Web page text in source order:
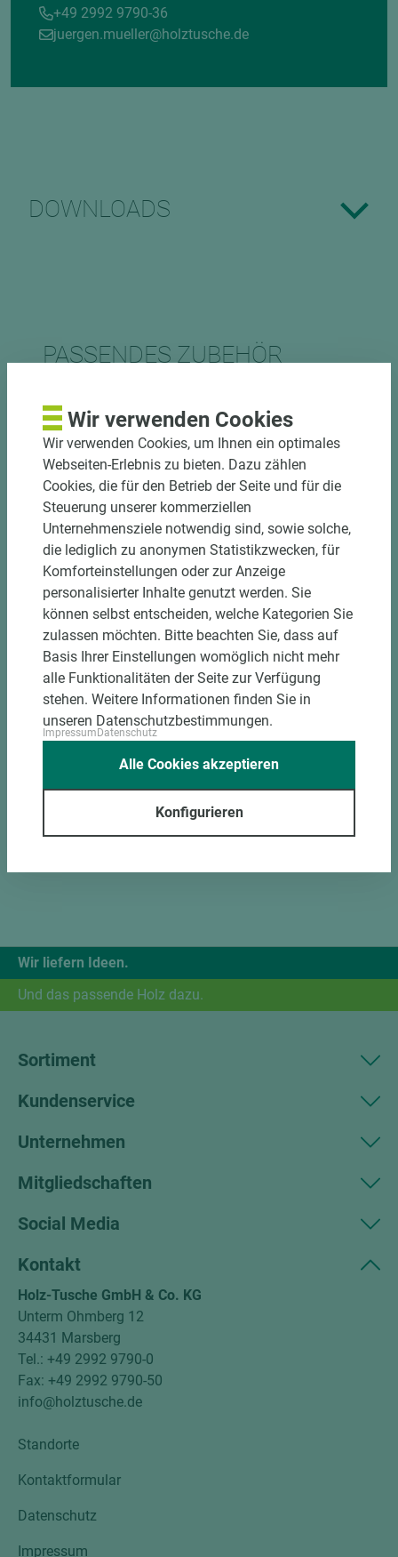
+49 2992 9790-36
juergen.mueller@holztusche.de
DOWNLOADS
PASSENDES ZUBEHÖR
3 weitere Varianten
Art.-Nr. 06600020044
Homapal Schichtstoff Gegenzug für
Metallschichtstoff 001
Länge (mm)
3.050
Breite (mm)
1.220
Stärke (mm)
1
Wir liefern Ideen.
Und das passende Holz dazu.
Sortiment
Kundenservice
Unternehmen
Mitgliedschaften
Social Media
Kontakt
Holz-Tusche GmbH & Co. KG
Unterm Ohmberg 12
34431 Marsberg
Tel.: +49 2992 9790-0
Fax: +49 2992 9790-50
info@holztusche.de
Standorte
Kontaktformular
Datenschutz
Impressum
Wir verwenden Cookies
Wir verwenden Cookies, um Ihnen ein optimales
Webseiten-Erlebnis zu bieten. Dazu zählen
Cookies, die für den Betrieb der Seite und für die
Steuerung unserer kommerziellen
Unternehmensziele notwendig sind, sowie solche,
die lediglich zu anonymen Statistikzwecken, für
Komforteinstellungen oder zur Anzeige
personalisierter Inhalte genutzt werden. Sie
können selbst entscheiden, welche Kategorien Sie
zulassen möchten. Bitte beachten Sie, dass auf
Basis Ihrer Einstellungen womöglich nicht mehr
alle Funktionalitäten der Seite zur Verfügung
stehen. Weitere Informationen finden Sie in
unseren Datenschutzbestimmungen.
ImpressumDatenschutz
Konfigurieren
Alle Cookies akzeptieren